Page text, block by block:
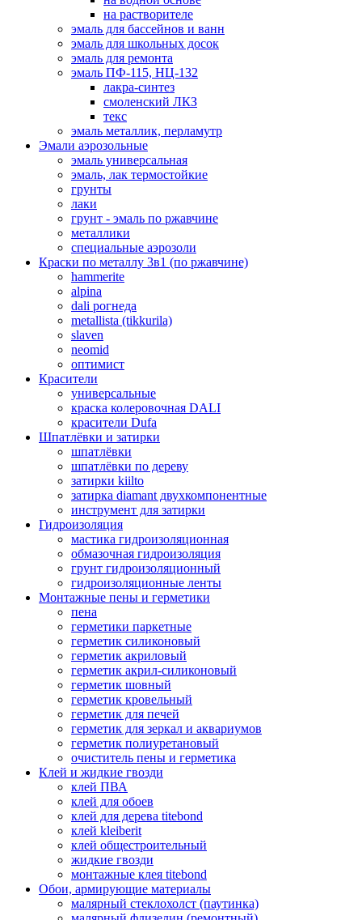
на растворителе
эмаль для бассейнов и ванн
эмаль для школьных досок
эмаль для ремонта
эмаль ПФ-115, НЦ-132
лакра-синтез
смоленский ЛКЗ
текс
эмаль металлик, перламутр
Эмали аэрозольные
эмаль универсальная
эмаль, лак термостойкие
грунты
лаки
грунт - эмаль по ржавчине
металлики
специальные аэрозоли
Краски по металлу 3в1 (по ржавчине)
hammerite
alpina
dali рогнеда
metallista (tikkurila)
slaven
neomid
оптимист
Красители
универсальные
краска колеровочная DALI
красители Dufa
Шпатлёвки и затирки
шпатлёвки
шпатлёвки по дереву
затирки kiilto
затирка diamant двухкомпонентные
инструмент для затирки
Гидроизоляция
мастика гидроизоляционная
обмазочная гидроизоляция
грунт гидроизоляционный
гидроизоляционные ленты
Монтажные пены и герметики
пена
герметики паркетные
герметик силиконовый
герметик акриловый
герметик акрил-силиконовый
герметик шовный
герметик кровельный
герметик для печей
герметик для зеркал и аквариумов
герметик полиуретановый
очиститель пены и герметика
Клей и жидкие гвозди
клей ПВА
клей для обоев
клей для дерева titebond
клей kleiberit
клей общестроительный
жидкие гвозди
монтажные клея titebond
Обои, армирующие материалы
малярный стеклохолст (паутинка)